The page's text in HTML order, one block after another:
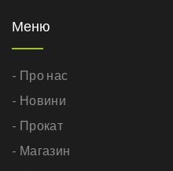
Меню
- Про нас
- Новини
- Прокат
- Магазин